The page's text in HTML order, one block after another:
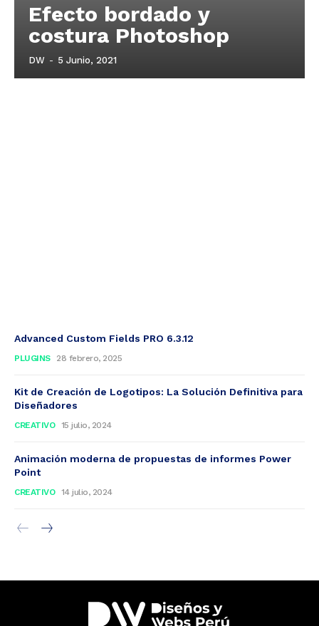
Efecto bordado y
costura Photoshop
DW - 5 Junio, 2021
Advanced Custom Fields PRO 6.3.12
PLUGINS 28 febrero, 2025
Kit de Creación de Logotipos: La Solución Definitiva para
Diseñadores
CREATIVO 15 julio, 2024
Animación moderna de propuestas de informes Power
Point
CREATIVO 14 julio, 2024